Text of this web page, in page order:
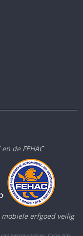
de FEHAC
erfgoed veilig